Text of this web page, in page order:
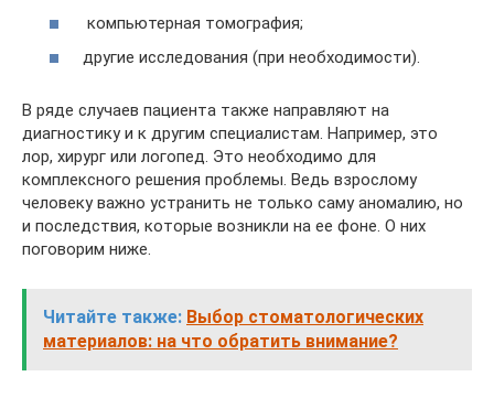
компьютерная томография;
другие исследования (при необходимости).
В ряде случаев пациента также направляют на
диагностику и к другим специалистам. Например, это
лор, хирург или логопед. Это необходимо для
комплексного решения проблемы. Ведь взрослому
человеку важно устранить не только саму аномалию, но
и последствия, которые возникли на ее фоне. О них
поговорим ниже.
Читайте также: Выбор стоматологических
материалов: на что обратить внимание?